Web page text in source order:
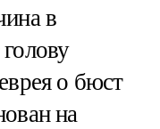
в
о бюст
на